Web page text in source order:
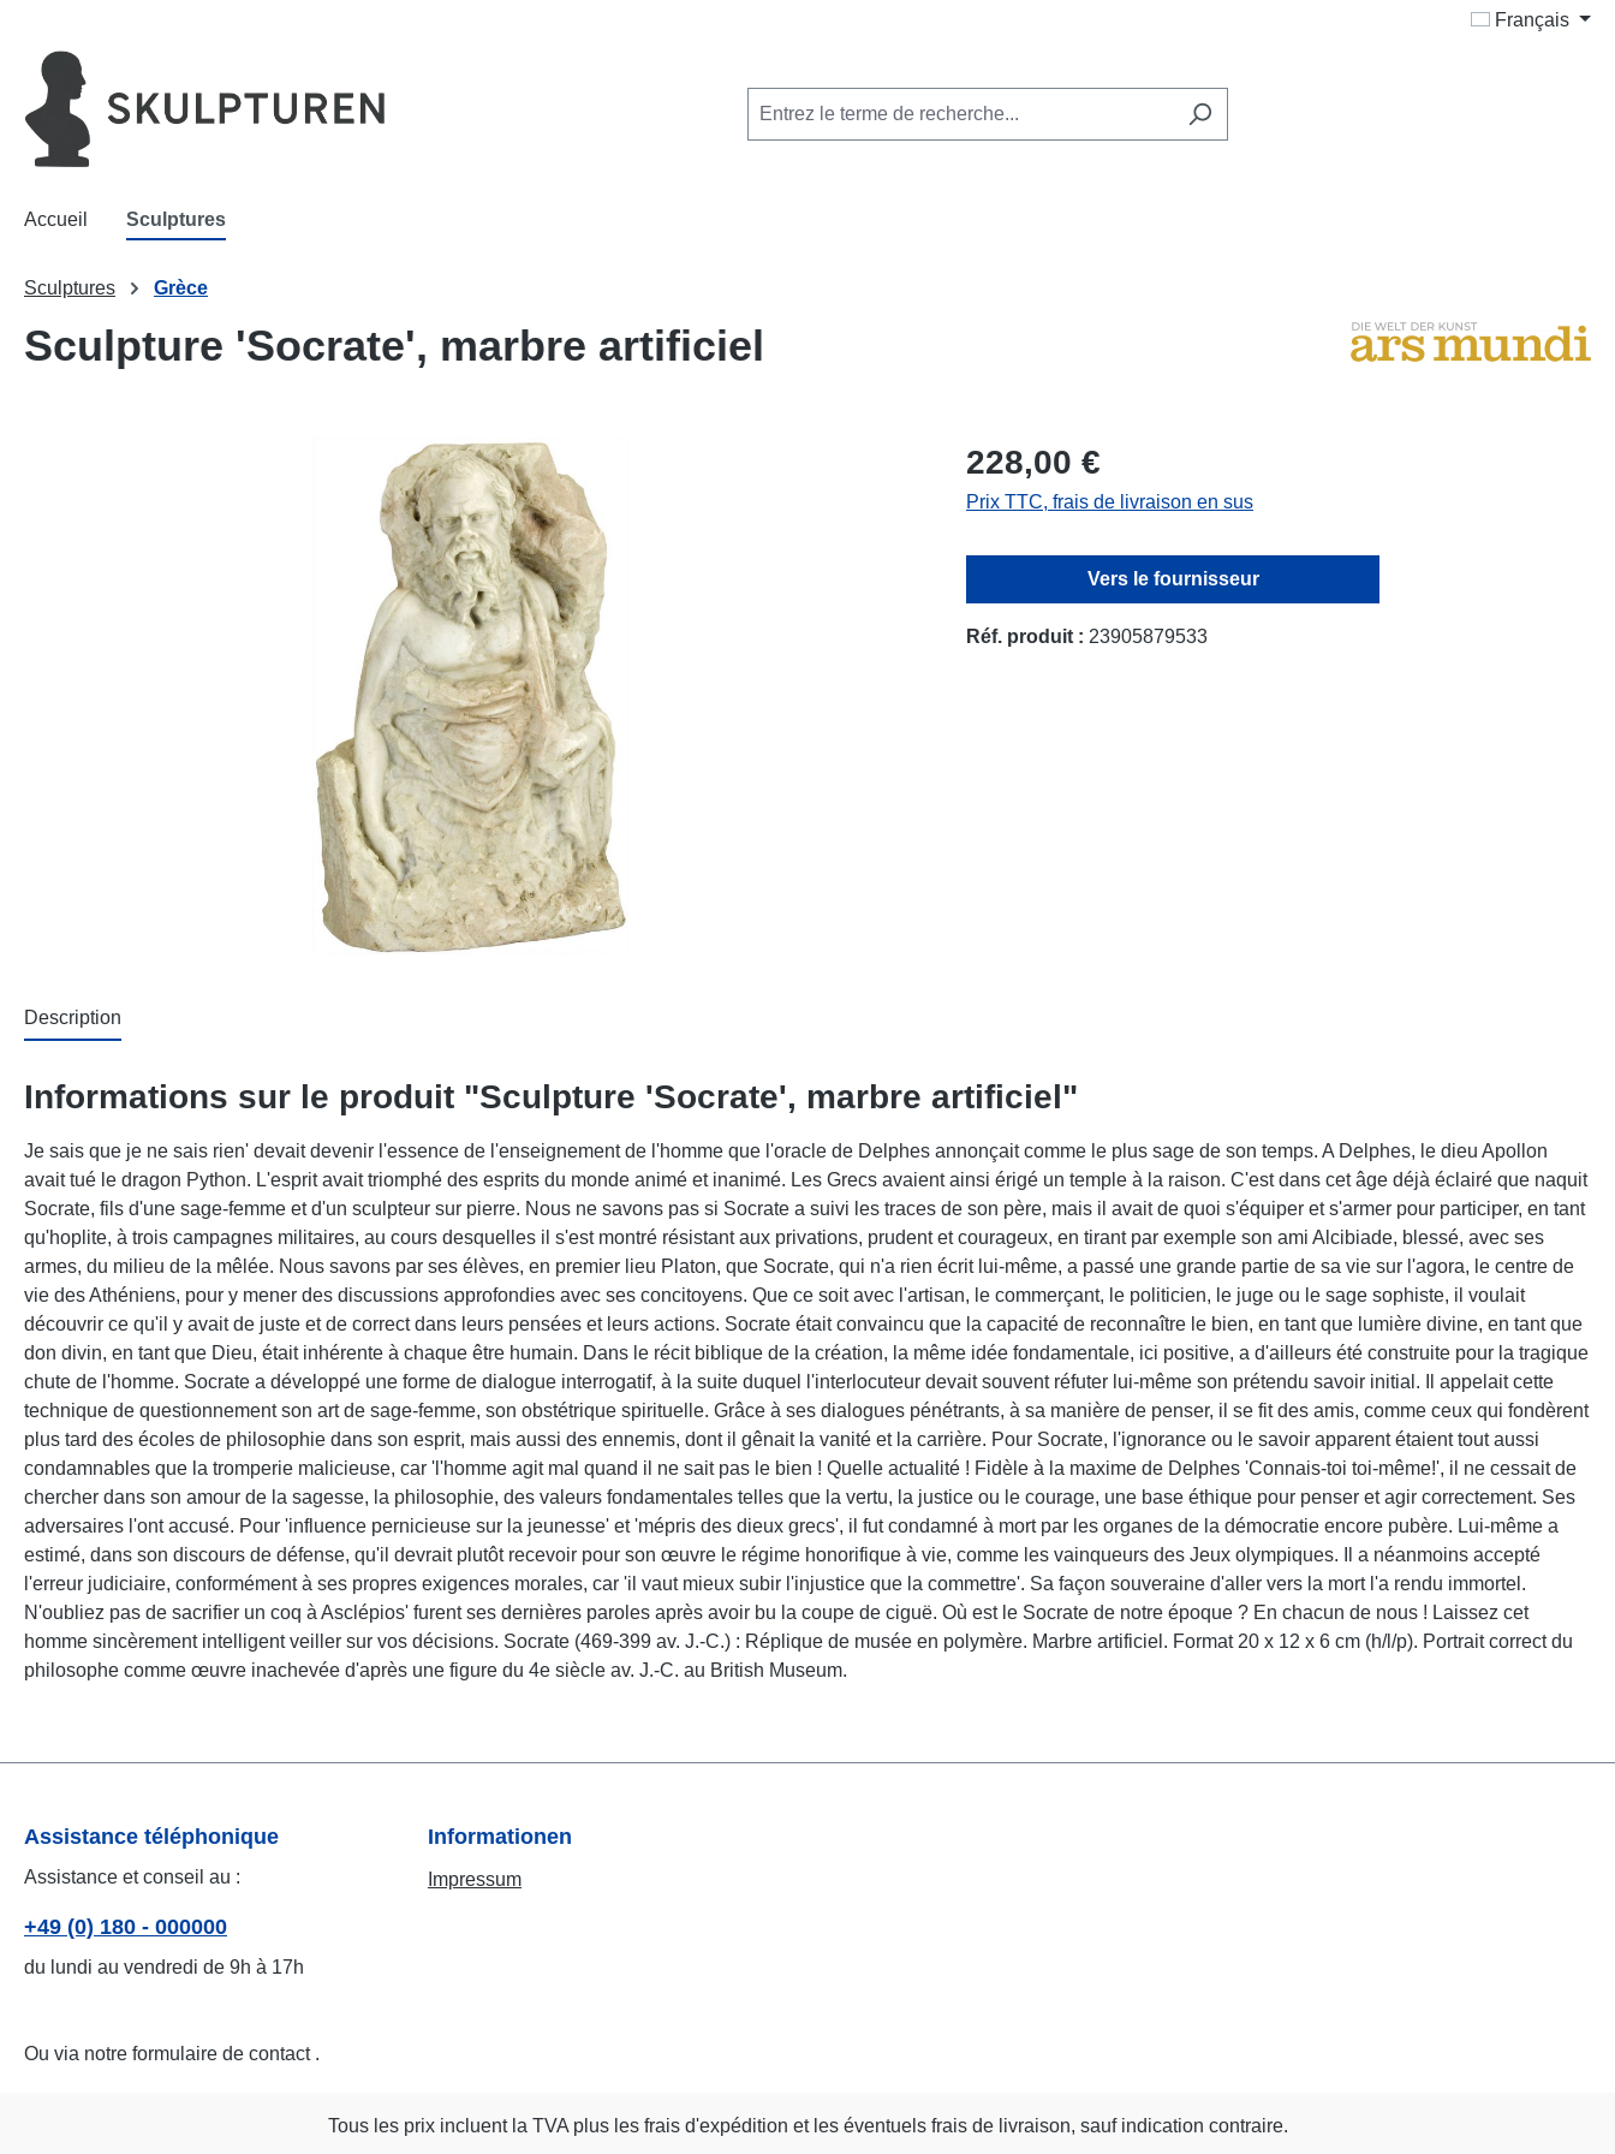
Français
Accueil Sculptures
Sculptures Grèce
Sculpture 'Socrate', marbre artificiel
228,00 €
Prix TTC, frais de livraison en sus
Vers le fournisseur
Réf. produit : 23905879533
Description
Informations sur le produit "Sculpture 'Socrate', marbre artificiel"
Je sais que je ne sais rien' devait devenir l'essence de l'enseignement de l'homme que l'oracle de Delphes annonçait comme le plus sage de son temps. A Delphes, le dieu Apollon
avait tué le dragon Python. L'esprit avait triomphé des esprits du monde animé et inanimé. Les Grecs avaient ainsi érigé un temple à la raison. C'est dans cet âge déjà éclairé que naquit
Socrate, fils d'une sage-femme et d'un sculpteur sur pierre. Nous ne savons pas si Socrate a suivi les traces de son père, mais il avait de quoi s'équiper et s'armer pour participer, en tant
qu'hoplite, à trois campagnes militaires, au cours desquelles il s'est montré résistant aux privations, prudent et courageux, en tirant par exemple son ami Alcibiade, blessé, avec ses
armes, du milieu de la mêlée. Nous savons par ses élèves, en premier lieu Platon, que Socrate, qui n'a rien écrit lui-même, a passé une grande partie de sa vie sur l'agora, le centre de
vie des Athéniens, pour y mener des discussions approfondies avec ses concitoyens. Que ce soit avec l'artisan, le commerçant, le politicien, le juge ou le sage sophiste, il voulait
découvrir ce qu'il y avait de juste et de correct dans leurs pensées et leurs actions. Socrate était convaincu que la capacité de reconnaître le bien, en tant que lumière divine, en tant que
don divin, en tant que Dieu, était inhérente à chaque être humain. Dans le récit biblique de la création, la même idée fondamentale, ici positive, a d'ailleurs été construite pour la tragique
chute de l'homme. Socrate a développé une forme de dialogue interrogatif, à la suite duquel l'interlocuteur devait souvent réfuter lui-même son prétendu savoir initial. Il appelait cette
technique de questionnement son art de sage-femme, son obstétrique spirituelle. Grâce à ses dialogues pénétrants, à sa manière de penser, il se fit des amis, comme ceux qui fondèrent
plus tard des écoles de philosophie dans son esprit, mais aussi des ennemis, dont il gênait la vanité et la carrière. Pour Socrate, l'ignorance ou le savoir apparent étaient tout aussi
condamnables que la tromperie malicieuse, car 'l'homme agit mal quand il ne sait pas le bien ! Quelle actualité ! Fidèle à la maxime de Delphes 'Connais-toi toi-même!', il ne cessait de
chercher dans son amour de la sagesse, la philosophie, des valeurs fondamentales telles que la vertu, la justice ou le courage, une base éthique pour penser et agir correctement. Ses
adversaires l'ont accusé. Pour 'influence pernicieuse sur la jeunesse' et 'mépris des dieux grecs', il fut condamné à mort par les organes de la démocratie encore pubère. Lui-même a
estimé, dans son discours de défense, qu'il devrait plutôt recevoir pour son œuvre le régime honorifique à vie, comme les vainqueurs des Jeux olympiques. Il a néanmoins accepté
l'erreur judiciaire, conformément à ses propres exigences morales, car 'il vaut mieux subir l'injustice que la commettre'. Sa façon souveraine d'aller vers la mort l'a rendu immortel.
N'oubliez pas de sacrifier un coq à Asclépios' furent ses dernières paroles après avoir bu la coupe de ciguë. Où est le Socrate de notre époque ? En chacun de nous ! Laissez cet
homme sincèrement intelligent veiller sur vos décisions. Socrate (469-399 av. J.-C.) : Réplique de musée en polymère. Marbre artificiel. Format 20 x 12 x 6 cm (h/l/p). Portrait correct du
philosophe comme œuvre inachevée d'après une figure du 4e siècle av. J.-C. au British Museum.
Assistance téléphonique
Assistance et conseil au :
+49 (0) 180 - 000000
du lundi au vendredi de 9h à 17h
Ou via notre formulaire de contact .
Informationen
Impressum
Tous les prix incluent la TVA plus les frais d'expédition et les éventuels frais de livraison, sauf indication contraire.